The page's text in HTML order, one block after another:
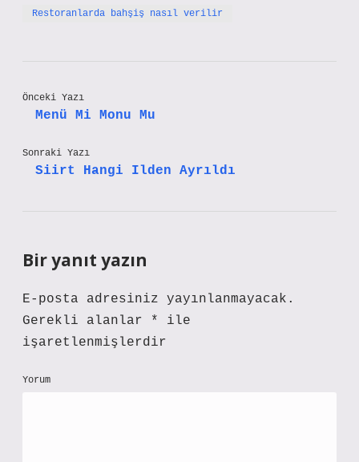
Restoranlarda bahşiş nasıl verilir
Önceki Yazı
Menü Mi Monu Mu
Sonraki Yazı
Siirt Hangi Ilden Ayrıldı
Bir yanıt yazın
E-posta adresiniz yayınlanmayacak.
Gerekli alanlar
*
ile
işaretlenmişlerdir
Yorum